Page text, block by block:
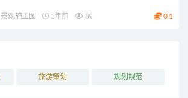
景观施工图 3年前 89 0.1
旅游策划 规划规范